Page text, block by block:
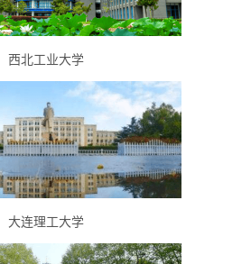
西北工业大学
大连理工大学